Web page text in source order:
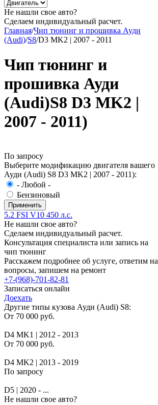
Не нашли свое авто?
Сделаем индивидуальный расчет.
Главная/Чип тюнинг и прошивка Ауди
(Audi)/S8/D3 MK2 | 2007 - 2011
Чип тюнинг и
прошивка Ауди
(Audi)S8 D3 MK2 |
2007 - 2011)
По запросу
Выберите модификацию двигателя вашего
Ауди (Audi) S8 D3 MK2 | 2007 - 2011):
- Любой -
Бензиновый
5.2 FSI V10 450 л.с.
Не нашли свое авто?
Сделаем индивидуальный расчет.
Консультация специалиста или запись на
чип тюнинг
Расскажем подробнее об услуге, ответим на
вопросы, запишем на ремонт
+7-(968)-701-82-81
Записаться онлайн
Доехать
Другие типы кузова Ауди (Audi) S8:
От 70 000 руб.
D4 MK1 | 2012 - 2013
От 70 000 руб.
D4 MK2 | 2013 - 2019
По запросу
D5 | 2020 - ...
Не нашли свое авто?